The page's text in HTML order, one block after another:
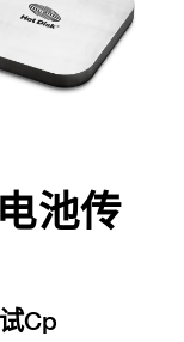
池传
Cp